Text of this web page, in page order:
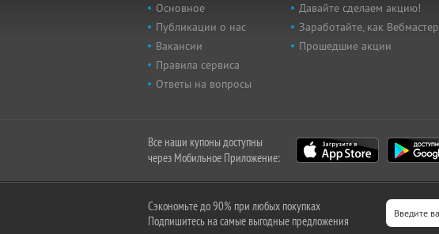
Основное
Публикации о нас
Вакансии
Правила сервиса
Ответы на вопросы
Давайте сделаем акцию!
Заработайте, как Вебмастер
Прошедшие акции
Все наши купоны доступны
через Мобильное Приложение:
Сэкономьте до 90% при любых покупках
Подпишитесь на самые выгодные предложения